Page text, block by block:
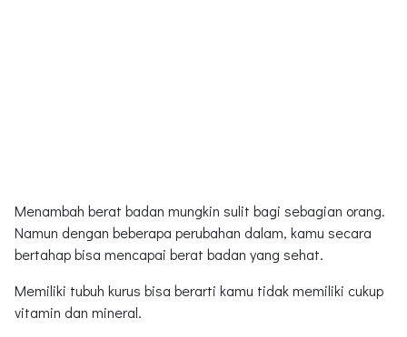
Menambah berat badan mungkin sulit bagi sebagian orang.
Namun dengan beberapa perubahan dalam, kamu secara
bertahap bisa mencapai berat badan yang sehat.
Memiliki tubuh kurus bisa berarti kamu tidak memiliki cukup
vitamin dan mineral.